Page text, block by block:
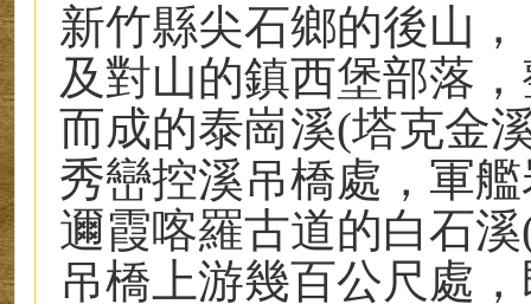
新竹縣尖石鄉的後山
及對山的鎮西堡部落
而成的泰崗溪(塔克金
秀巒控溪吊橋處，軍
邇霞喀羅古道的白石
吊橋上游幾百公尺處